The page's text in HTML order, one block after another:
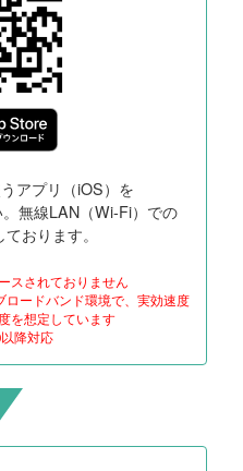
アプリ（iOS）を
無線LAN（Wi-Fi）での
おります。
スされておりません
ロードバンド環境で、実効速度
を想定しています
降対応